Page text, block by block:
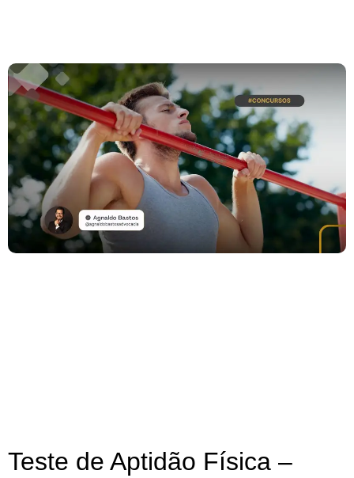
Teste de Aptidão Física –